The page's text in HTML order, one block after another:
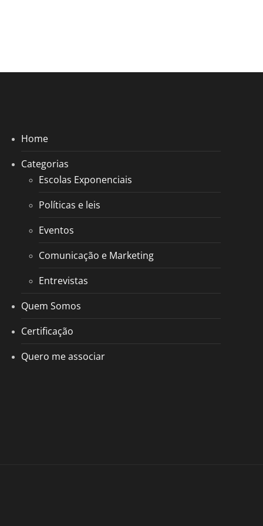
Home
Categorias
Escolas Exponenciais
Políticas e leis
Eventos
Comunicação e Marketing
Entrevistas
Quem Somos
Certificação
Quero me associar